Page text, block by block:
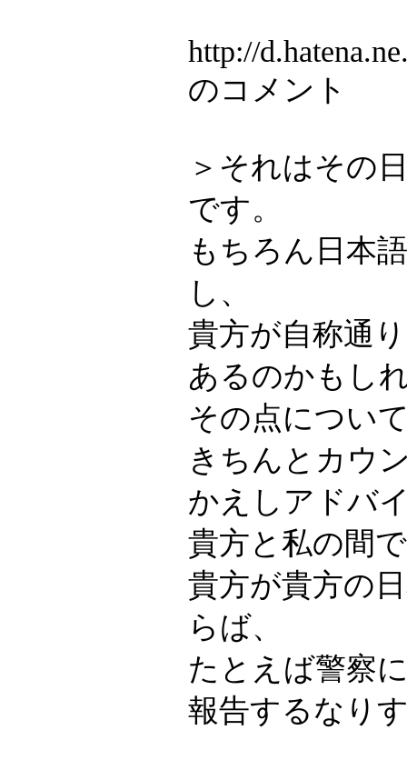
http://
のコメント
＞それはその
です。
もちろん日本
し、
貴方が自称通
あるのかもし
その点につい
きちんとカウ
かえしアドバ
貴方と私の間
貴方が貴方の
らば、
たとえば警察
報告するなり